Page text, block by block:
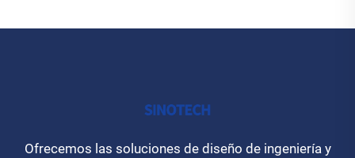
Ofrecemos las soluciones de diseño de ingeniería y